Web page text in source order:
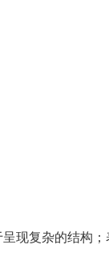
现复杂的结构